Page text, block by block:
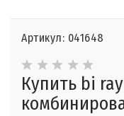
Артикул: 041648
Купить bi